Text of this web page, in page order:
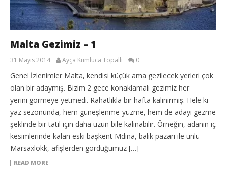
Malta Gezimiz – 1
31 Mayıs 2014 Ayça Kumluca Topallı 0
Genel İzlenimler Malta, kendisi küçük ama gezilecek yerleri çok
olan bir adaymış. Bizim 2 gece konaklamalı gezimiz her
yerini görmeye yetmedi. Rahatlıkla bir hafta kalınırmış. Hele ki
yaz sezonunda, hem güneşlenme-yüzme, hem de adayı gezme
şeklinde bir tatil için daha uzun bile kalınabilir. Örneğin, adanın iç
kesimlerinde kalan eski başkent Mdina, balık pazarı ile ünlü
Marsaxlokk, afişlerden gördüğümüz […]
READ MORE